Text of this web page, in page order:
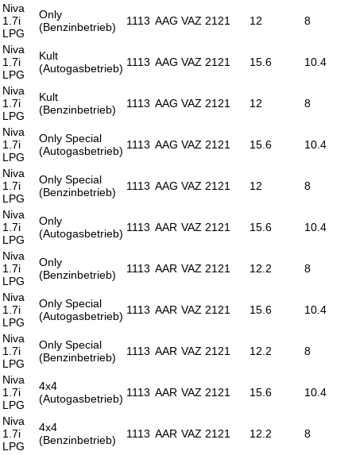
Niva
1.7i
LPG
Only
(Benzinbetrieb)
1113 AAG VAZ 2121 12 8
Niva
1.7i
LPG
Kult
(Autogasbetrieb) 1113 AAG VAZ 2121 15.6 10.4
Niva
1.7i
LPG
Kult
(Benzinbetrieb)
1113 AAG VAZ 2121 12 8
Niva
1.7i
LPG
Only Special
(Autogasbetrieb) 1113 AAG VAZ 2121 15.6 10.4
Niva
1.7i
LPG
Only Special
(Benzinbetrieb)
1113 AAG VAZ 2121 12 8
Niva
1.7i
LPG
Only
(Autogasbetrieb) 1113 AAR VAZ 2121 15.6 10.4
Niva
1.7i
LPG
Only
(Benzinbetrieb)
1113 AAR VAZ 2121 12.2 8
Niva
1.7i
LPG
Only Special
(Autogasbetrieb) 1113 AAR VAZ 2121 15.6 10.4
Niva
1.7i
LPG
Only Special
(Benzinbetrieb)
1113 AAR VAZ 2121 12.2 8
Niva
1.7i
LPG
4x4
(Autogasbetrieb) 1113 AAR VAZ 2121 15.6 10.4
Niva
1.7i
LPG
4x4
(Benzinbetrieb)
1113 AAR VAZ 2121 12.2 8